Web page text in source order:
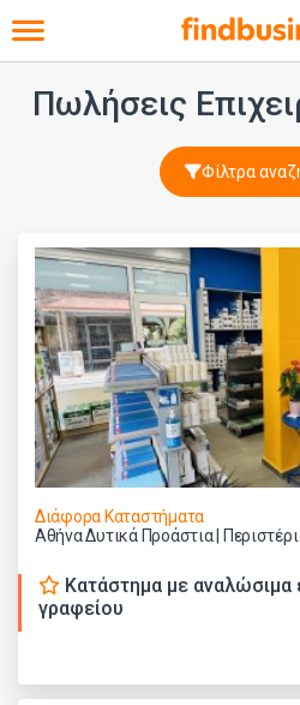
Toggle navigation
Πωλήσεις
Φίλτρα
Διάφορα Καταστήματα
Αθήνα Δυτικά Προάστια | Περιστέρι
Κατάστημα με
γραφείου